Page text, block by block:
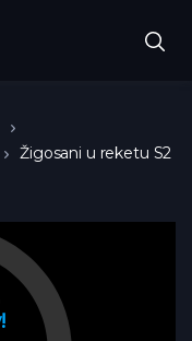
Žigosani u reketu S2